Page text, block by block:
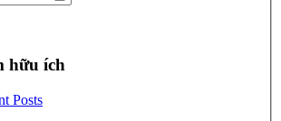
hữu ích
Posts